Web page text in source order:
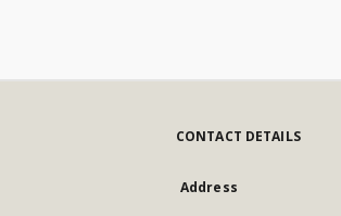
CONTACT DETAILS
Address